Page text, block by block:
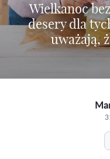
Wielkanoc
desery dla
uważają,